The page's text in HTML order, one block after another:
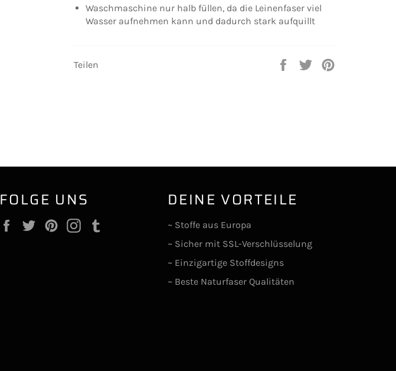
Waschmaschine nur halb füllen, da die Leinenfaser viel
Wasser aufnehmen kann und dadurch stark aufquillt
Teilen
Auf
Auf
FOLGE UNS
FacebookTwitterPinterestInstagram
DEINE VORTEILE
~ Stoffe aus Europa
~ Sicher mit SSL-Verschlüsselung
~ Einzigartige Stoffdesigns
~ Beste Naturfaser Qualitäten